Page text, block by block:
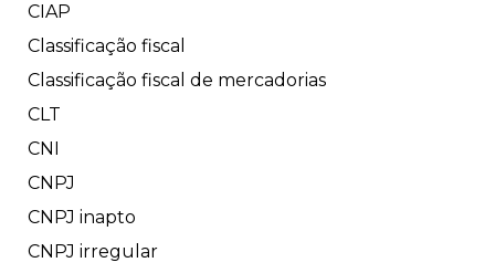
CIAP
Classificação fiscal
Classificação fiscal de mercadorias
CLT
CNI
CNPJ
CNPJ inapto
CNPJ irregular